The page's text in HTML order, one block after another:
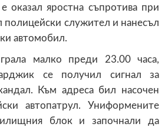
яростна съпротива при
полицейски служител и нанесъл
автомобил.
малко преди 23.00 часа,
се получил сигнал за
Към адреса бил насочен
автопатрул. Униформените
блок и започнали да